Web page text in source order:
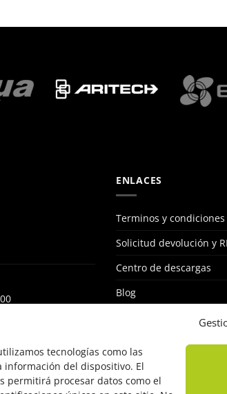
tecnologías como las
información del dispositivo. El
permitirá procesar datos como el
ENLACES
Terminos y condiciones
Solicitud devolución y
Centro de descargas
Blog
STKLUB: RED DE
Política de cookies